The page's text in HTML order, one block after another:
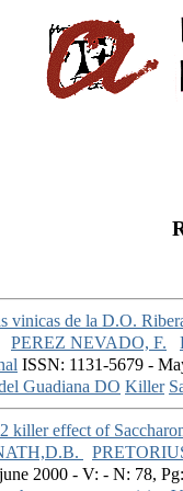
vinicas de la D.O.
PEREZ NEVADO, F.
ISSN: 1131-5679 -
Guadiana DO Killer
killer effect of
2000 - V: - N: 78,